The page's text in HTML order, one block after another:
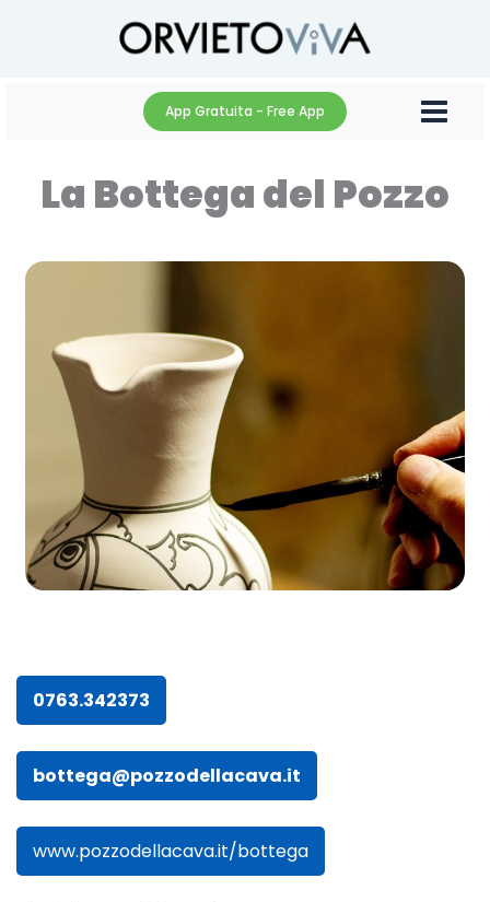
App Gratuita - Free App
La Bottega del Pozzo
0763.342373
bottega@pozzodellacava.it
www.pozzodellacava.it/bottega